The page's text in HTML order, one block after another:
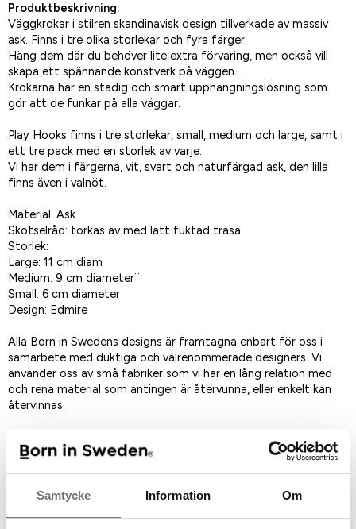
Samtycke Information Om
Produktbeskrivning:
Väggkrokar i stilren skandinavisk design tillverkade av massiv
ask. Finns i tre olika storlekar och fyra färger.
Häng dem där du behöver lite extra förvaring, men också vill
skapa ett spännande konstverk på väggen.
Krokarna har en stadig och smart upphängningslösning som
gör att de funkar på alla väggar.
Play Hooks finns i tre storlekar, small, medium och large, samt i
ett tre pack med en storlek av varje.
Vi har dem i färgerna, vit, svart och naturfärgad ask, den lilla
finns även i valnöt.
Material: Ask
Skötselråd: torkas av med lätt fuktad trasa
Storlek:
Large: 11 cm diam
Medium: 9 cm diameter¨
Small: 6 cm diameter
Design: Edmire
Alla Born in Swedens designs är framtagna enbart för oss i
samarbete med duktiga och välrenommerade designers. Vi
använder oss av små fabriker som vi har en lång relation med
och rena material som antingen är återvunna, eller enkelt kan
återvinnas.
Spara som favorit
Artikelnummer: